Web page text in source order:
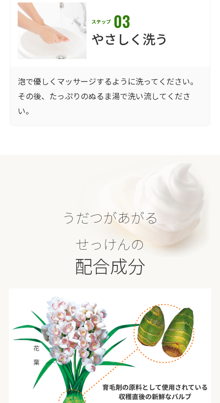
ステップ 03
やさしく洗う
泡で優しくマッサージするように洗ってください。
その後、たっぷりのぬるま湯で洗い流してくださ
い。
うだつがあがる
せっけんの
配合成分